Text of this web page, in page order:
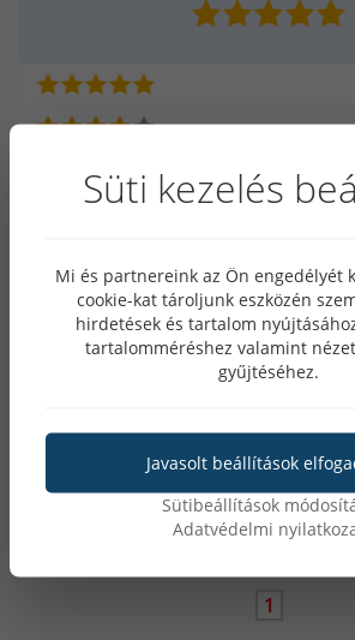
A termék vásárlója
Hasznosnak tartotta ezt a
1
Süti kezelés
Mi és partnereink az Ön engedélyét
cookie-kat tároljunk eszközén
hirdetések és tartalom
tartalomméréshez valamint
gyűjtéséhez.
Javasolt beállítások
Sütibeállítások
Adatvédelmi